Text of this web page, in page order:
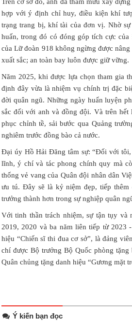
hợp với ý định chỉ huy, điều kiện khí
trạng trang bị, khí tài của đơn vị. Nhờ
huấn, trong đó có đóng góp tích cực
của Lữ đoàn 918 không ngừng được
xuất sắc; an toàn bay luôn được giữ vững.
Năm 2025, khi được lựa chọn tham gia
định đây vừa là nhiệm vụ chính trị đặc
đời quân ngũ. Những ngày huấn luyện
sắc đối với anh và đồng đội. Và trên
phục chỉnh tề, sải bước qua Quảng
nghiêm trước đồng bào cả nước.
Đại úy Hồ Hải Đăng tâm sự: “Đối với
lĩnh, ý chí và tác phong chính quy mà
thống vẻ vang của Quân đội nhân dân
ưu tú. Đây sẽ là kỷ niệm đẹp, tiếp
trưởng thành hơn trong sự nghiệp quân
Với tinh thần trách nhiệm, sự tận tụy và
2019, 2020 và ba năm liên tiếp từ
hiệu “Chiến sĩ thi đua cơ sở”, là đảng
chí được Bộ trưởng Bộ Quốc phòng
Quân chủng tặng danh hiệu “Gương mặt
Ý kiến bạn đọc